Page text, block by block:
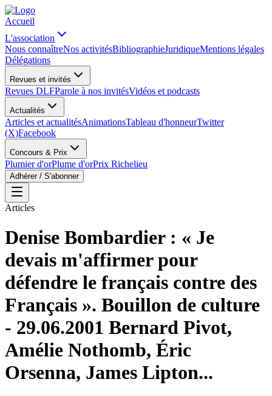
Accueil
L'association
Nous connaîtreNos activitésBibliographieJuridiqueMentions légales
Délégations
Revues et invités
Revues DLFParole à nos invitésVidéos et podcasts
Actualités
Articles et actualitésAnimationsTableau d'honneurTwitter
(X)Facebook
Concours & Prix
Plumier d'orPlume d'orPrix Richelieu
Adhérer / S'abonner
Articles
Denise Bombardier : « Je
devais m'affirmer pour
défendre le français contre des
Français ». Bouillon de culture
- 29.06.2001 Bernard Pivot,
Amélie Nothomb, Éric
Orsenna, James Lipton...